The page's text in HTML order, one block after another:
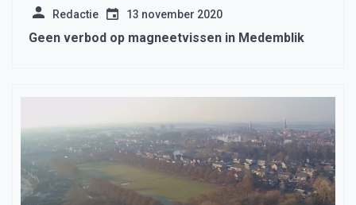
Redactie 13 november 2020
Geen verbod op magneetvissen in Medemblik